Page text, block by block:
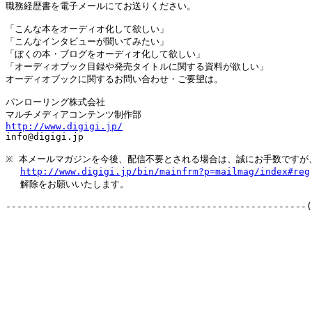
職務経歴書を電子メールにてお送りください。
「こんな本をオーディオ化して欲しい」
「こんなインタビューが聞いてみたい」
「ぼくの本・ブログをオーディオ化して欲しい」
「オーディオブック目録や発売タイトルに関する資料が欲しい」
オーディオブックに関するお問い合わせ・ご要望は。
パンローリング株式会社
http://www.digigi.jp/
info@digigi.jp
※ 本メールマガジンを今後、配信不要とされる場合は、誠にお手数ですが
http://www.digigi.jp/bin/mainfrm?p=mailmag/index#reg
解除をお願いいたします。